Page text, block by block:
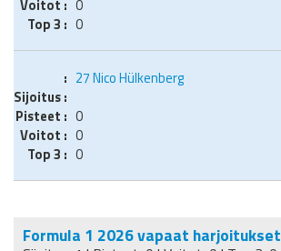
0
0
27Nico Hülkenberg
0
0
0
Formula 1 2026 vapaat harjoitukset